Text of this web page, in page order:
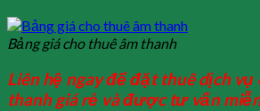
Bảng giá cho thuê âm thanh
Liên hệ ngay để đặt thuê dịch vụ
thanh giá rẻ và được tư vấn